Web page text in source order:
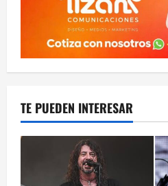
TE PUEDEN INTERESAR